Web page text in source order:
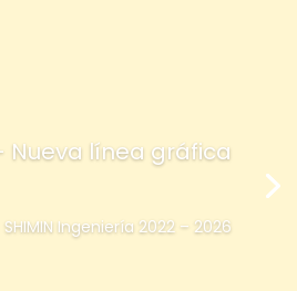
Nueva línea gráfica
SHIMIN Ingeniería 2022 – 2026